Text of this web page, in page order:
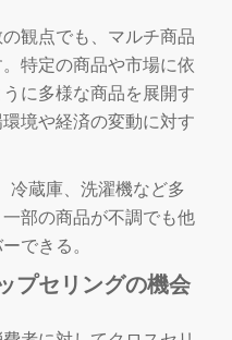
観点でも、マルチ商品
特定の商品や市場に依
に多様な商品を展開す
境や経済の変動に対す
冷蔵庫、洗濯機など多
部の商品が不調でも他
できる。
プセリングの機会